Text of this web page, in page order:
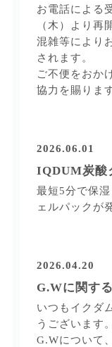
お電話による
（木）より再
混雑等により
されます。
ご不便をおか
協力を賜りま
2026.06.01
IQDUM炭酸
最短5分で保
ェルパックが
2026.04.20
G.Wに関す
いつもイクダ
うございます。
G.Wについて